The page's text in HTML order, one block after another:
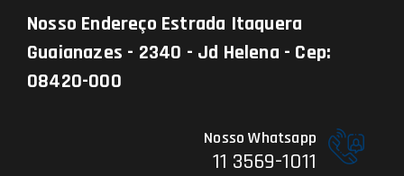
Nosso Endereço Estrada Itaquera
Guaianazes - 2340 - Jd Helena - Cep:
08420-000
Nosso Whatsapp
11 3569-1011